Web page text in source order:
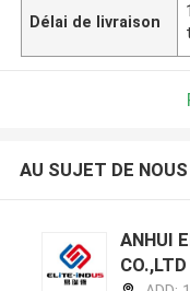
Délai de livraison
AU SUJET DE NOUS
ANHUI